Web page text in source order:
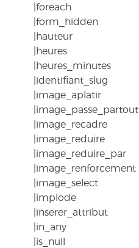
|foreach
|form_hidden
|hauteur
|heures
|heures_minutes
|identifiant_slug
|image_aplatir
|image_passe_partout
|image_recadre
|image_reduire
|image_reduire_par
|image_renforcement
|image_select
|implode
|inserer_attribut
|in_any
|is_null